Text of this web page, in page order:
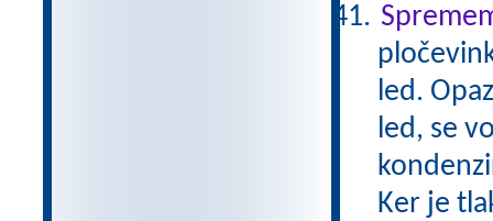
led.
led, se
Ker je